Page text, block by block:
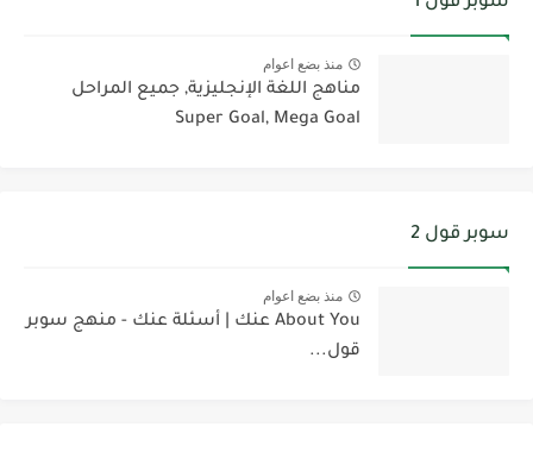
منذ بضع اعوام
مناهج اللغة الإنجليزية, جميع المراحل
Super Goal, Mega Goal
سوبر قول 2
منذ بضع اعوام
About You عنك | أسئلة عنك - منهج سوبر
قول...